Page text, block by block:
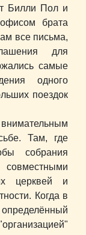
Билли Пол и
брата
все письма,
для
самые
одного
поездок
Там, где
собрания
церквей и
Когда в